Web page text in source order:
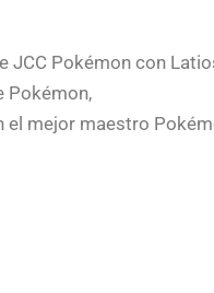
Pokémon con
Pokémon,
el mejor maestro